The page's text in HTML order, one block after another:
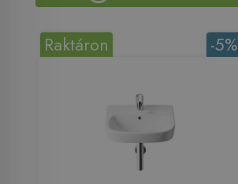
-5%
Raktáron